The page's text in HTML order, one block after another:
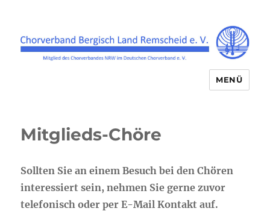
Chorverband Bergisch Land
MENÜ
Mitglieds-Chöre
Sollten Sie an einem Besuch bei den Chören
interessiert sein, nehmen Sie gerne zuvor
telefonisch oder per E-Mail Kontakt auf.